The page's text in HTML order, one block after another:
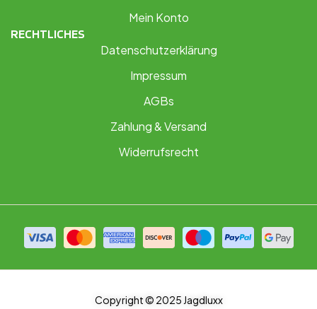
Mein Konto
RECHTLICHES
Datenschutzerklärung
Impressum
AGBs
Zahlung & Versand
Widerrufsrecht
Copyright © 2025 Jagdluxx